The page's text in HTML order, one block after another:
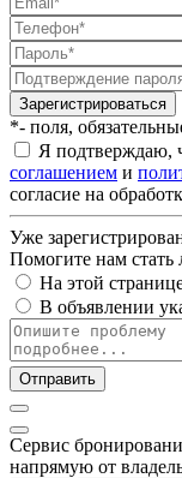
Зарегистрироваться
*- поля,
Я подтверждаю,
соглашением и
согласие на
Уже
Помогите нам стать
На этой
В объявлении
Отправить
Cервис
напрямую от